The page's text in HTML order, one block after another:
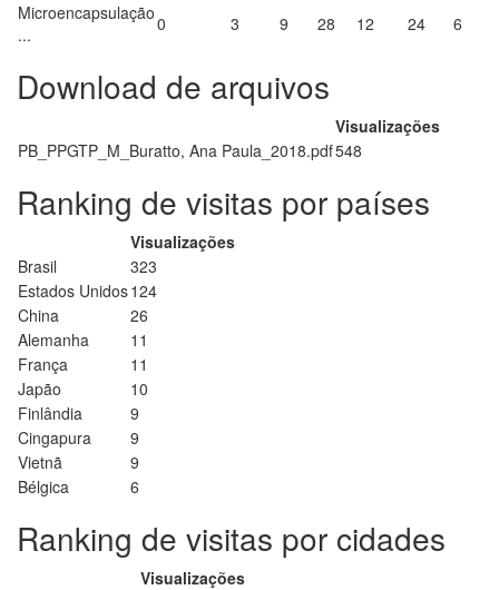
Microencapsulação
...
0 3 9 28 12 24 6
Download de arquivos
Visualizações
PB_PPGTP_M_Buratto, Ana Paula_2018.pdf548
Ranking de visitas por países
Visualizações
Brasil
323
Estados Unidos124
China
26
Alemanha
11
França
11
Japão
10
Finlândia
9
Cingapura
9
Vietnã
9
Bélgica
6
Ranking de visitas por cidades
Visualizações